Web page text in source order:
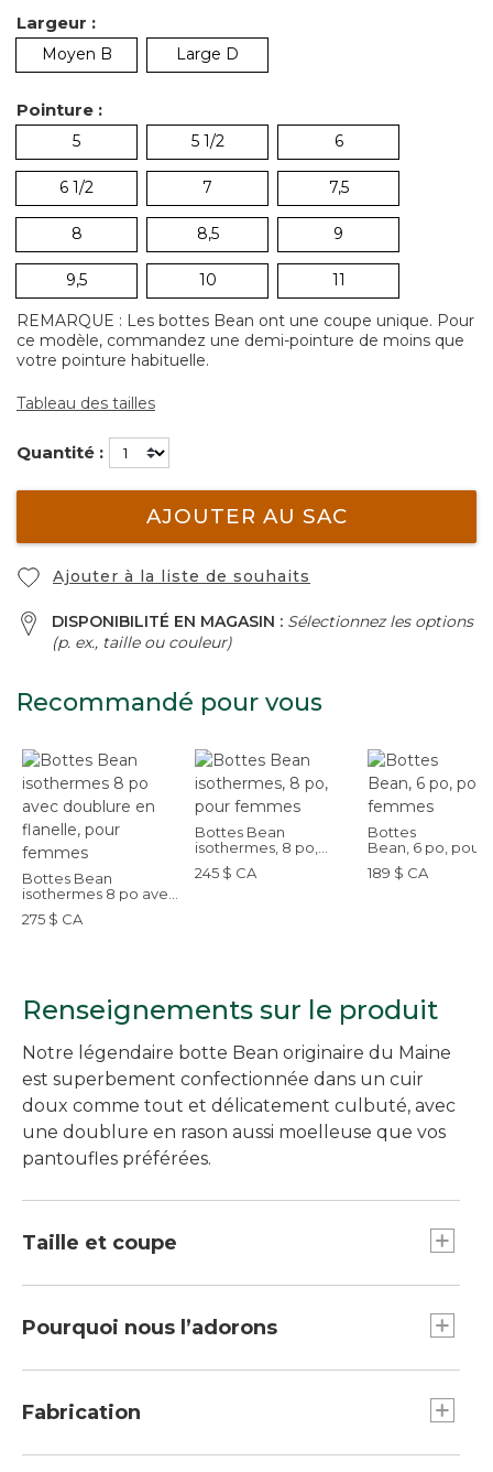
Largeur :
Moyen B Large D
Pointure :
5 5 1/2 6
6 1/2 7 7,5
8 8,5 9
9,5 10 11
REMARQUE : Les bottes Bean ont une coupe unique. Pour
ce modèle, commandez une demi-pointure de moins que
votre pointure habituelle.
Tableau des tailles
Quantité :
AJOUTER AU SAC
Ajouter à la liste de souhaits
DISPONIBILITÉ EN MAGASIN : Sélectionnez les options
(p. ex., taille ou couleur)
Recommandé pour vous
Bottes Bean
isothermes 8 po avec
doublure en flanelle,
pour femmes
275 $ CA
Bottes Bean
isothermes, 8 po,
pour femmes
245 $ CA
Bottes
Bean, 6 po, pour
femmes
189 $ CA
Renseignements sur le produit
Notre légendaire botte Bean originaire du Maine
est superbement confectionnée dans un cuir
doux comme tout et délicatement culbuté, avec
une doublure en rason aussi moelleuse que vos
pantoufles préférées.
Taille et coupe
commander une demi-pointure de moins que
portez normalement du 9, commandez plutôt
la pointure 8,5.
Pourquoi nous l’adorons
confort imbattable sont le choix idéal lorsque les
doublées de la toison d’agneau la plus douillette
Fabrication